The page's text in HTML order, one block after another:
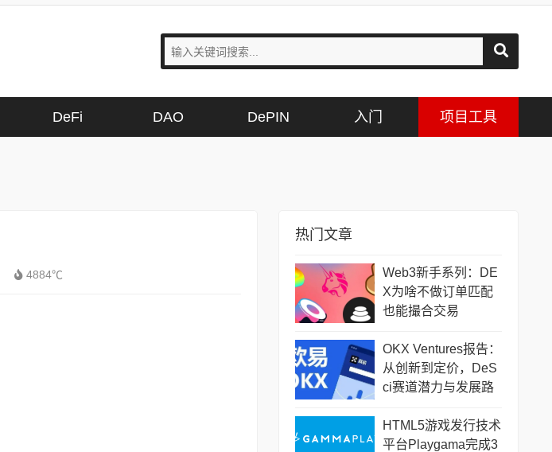
DeFi DAO DePIN 入门 项目工具
4884℃
热门文章
Web3新手系列：DE
X为啥不做订单匹配
也能撮合交易
OKX Ventures报告：
从创新到定价，DeS
ci赛道潜力与发展路
HTML5游戏发行技术
平台Playgama完成3